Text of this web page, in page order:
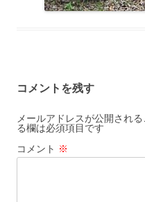
コメントを残す
メールアドレスが公開される
る欄は必須項目です
コメント ※